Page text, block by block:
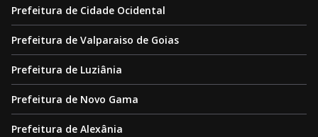
Prefeitura de Cidade Ocidental
Prefeitura de Valparaiso de Goias
Prefeitura de Luziânia
Prefeitura de Novo Gama
Prefeitura de Alexânia